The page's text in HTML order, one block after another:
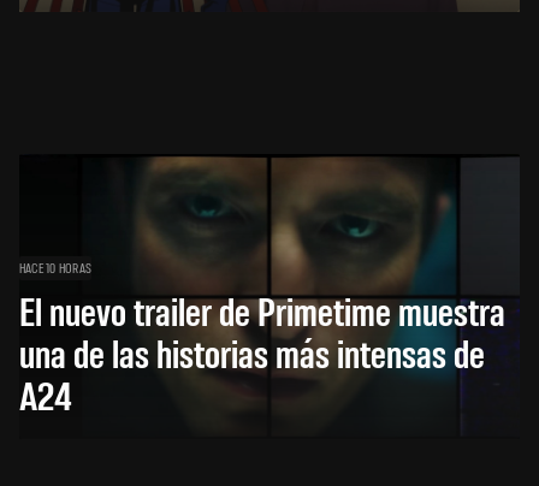
HACE 10 HORAS
El nuevo trailer de Primetime muestra
una de las historias más intensas de
A24